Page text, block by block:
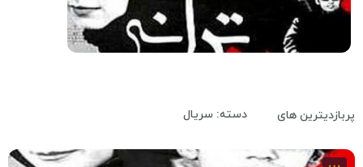
5.9 94 دقیقه 2001
پربازدیترین های دسته: سریال